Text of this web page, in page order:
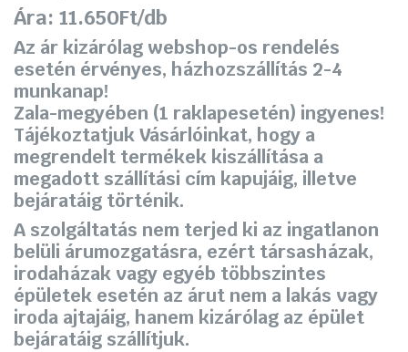
Ára: 11.650Ft/db
Az ár kizárólag webshop-os rendelés
esetén érvényes, házhozszállítás 2-4
munkanap!
Zala-megyében (1 raklapesetén) ingyenes!
Tájékoztatjuk Vásárlóinkat, hogy a
megrendelt termékek kiszállítása a
megadott szállítási cím kapujáig, illetve
bejáratáig történik.
A szolgáltatás nem terjed ki az ingatlanon
belüli árumozgatásra, ezért társasházak,
irodaházak vagy egyéb többszintes
épületek esetén az árut nem a lakás vagy
iroda ajtajáig, hanem kizárólag az épület
bejáratáig szállítjuk.